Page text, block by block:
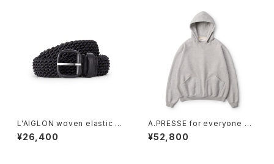
L'AIGLON woven elastic be
lt (BLACK×NAVY)
¥26,400
A.PRESSE for everyone Vin
tage Attached Hood Swea
t Parka (GRAY)
¥52,800